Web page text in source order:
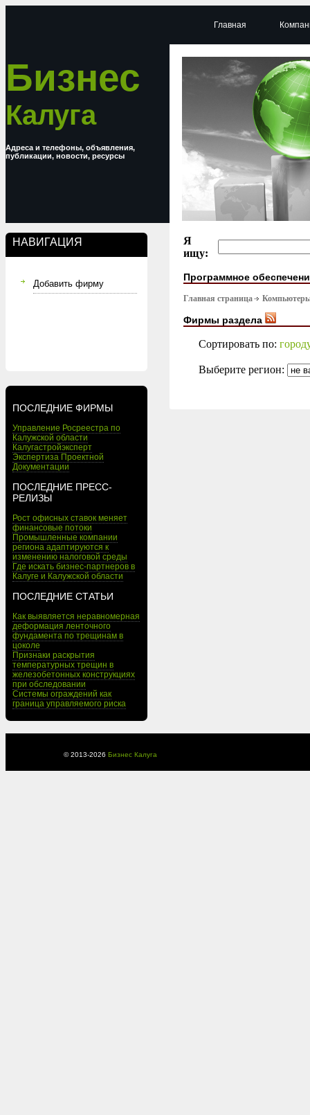
Бизнес
Калуга
Адреса и телефоны, объявления,
публикации, новости, ресурсы
НАВИГАЦИЯ
Добавить фирму
ПОСЛЕДНИЕ ФИРМЫ
Управление Росреестра по
Калужской области
Калугастройэксперт
Экспертиза Проектной
Документации
ПОСЛЕДНИЕ ПРЕСС-
РЕЛИЗЫ
Рост офисных ставок меняет
финансовые потоки
Промышленные компании
региона адаптируются к
изменению налоговой среды
Где искать бизнес-партнеров в
Калуге и Калужской области
ПОСЛЕДНИЕ СТАТЬИ
Как выявляется неравномерная
деформация ленточного
фундамента по трещинам в
цоколе
Признаки раскрытия
температурных трещин в
железобетонных конструкциях
при обследовании
Системы ограждений как
граница управляемого риска
Главная
Я
ищу:
Программное
Главная страница
Фирмы раздела
Сортировать по:
Выберите регион:
© 2013-2026 Бизнес Калуга